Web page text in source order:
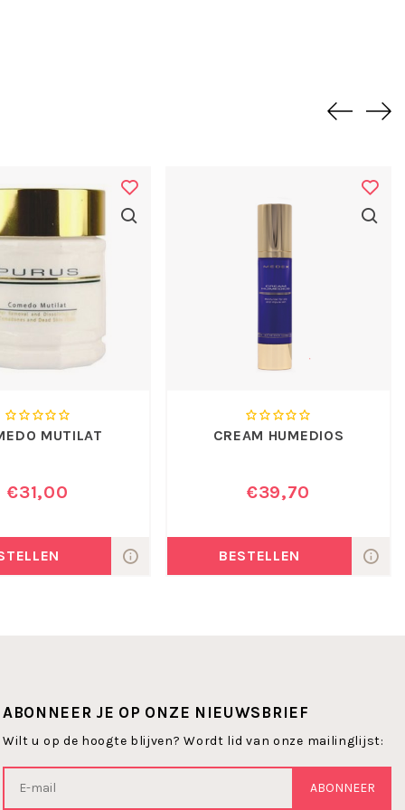
MUTILAT
€31,00
CREAM HUMEDIOS
€39,70
BESTELLEN
ABONNEER JE OP ONZE NIEUWSBRIEF
Wilt u op de hoogte blijven? Wordt lid van onze mailinglijst:
ABONNEER